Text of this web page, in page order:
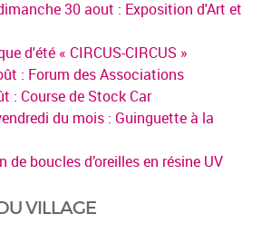
30 aout : Exposition d'Art et
d'été « CIRCUS-CIRCUS »
: Forum des Associations
: Course de Stock Car
du mois : Guinguette à la
de boucles d’oreilles en résine UV
VILLAGE